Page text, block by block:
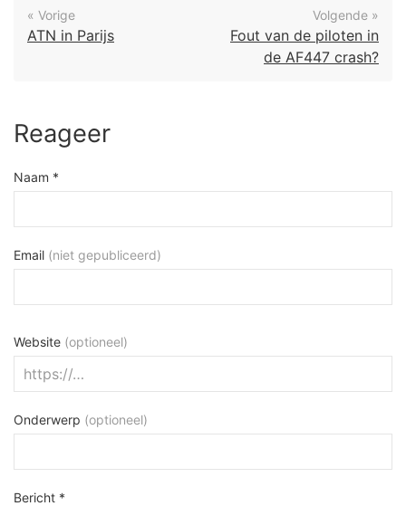
« Vorige
ATN in Parijs
Volgende »
Fout van de piloten in
de AF447 crash?
Reageer
Naam *
Email (niet gepubliceerd)
Website (optioneel)
Onderwerp (optioneel)
Bericht *